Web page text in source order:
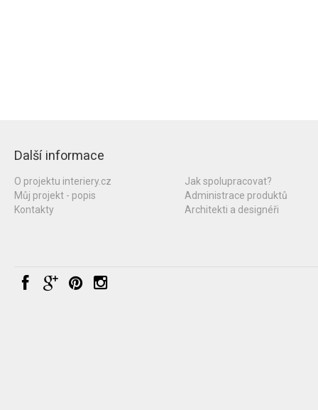
Další informace
O projektu interiery.cz
Můj projekt - popis
Kontakty
Jak spolupracovat?
Administrace produktů
Architekti a designéři